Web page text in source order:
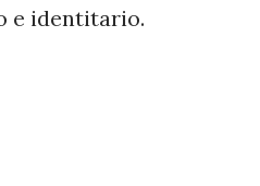
e identitario.